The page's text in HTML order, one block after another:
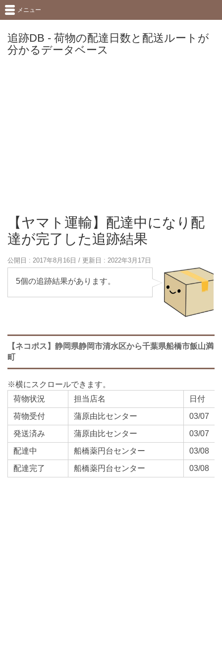
追跡DB - 荷物の配達日数と配送ルートが
分かるデータベース
メニュー
【ヤマト運輸】配達中になり配
達が完了した追跡結果
公開日 : 2017年8月16日 / 更新日 : 2022年3月17日
5個の追跡結果があります。
【ネコポス】静岡県静岡市清水区から千葉県船橋市飯山満
町
荷物状況 担当店名 日付
荷物受付 蒲原由比センター 03/07
発送済み 蒲原由比センター 03/07
配達中 船橋薬円台センター 03/08
配達完了 船橋薬円台センター 03/08